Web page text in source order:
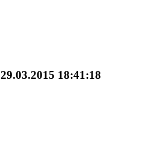
29.03.2015 18:41:18